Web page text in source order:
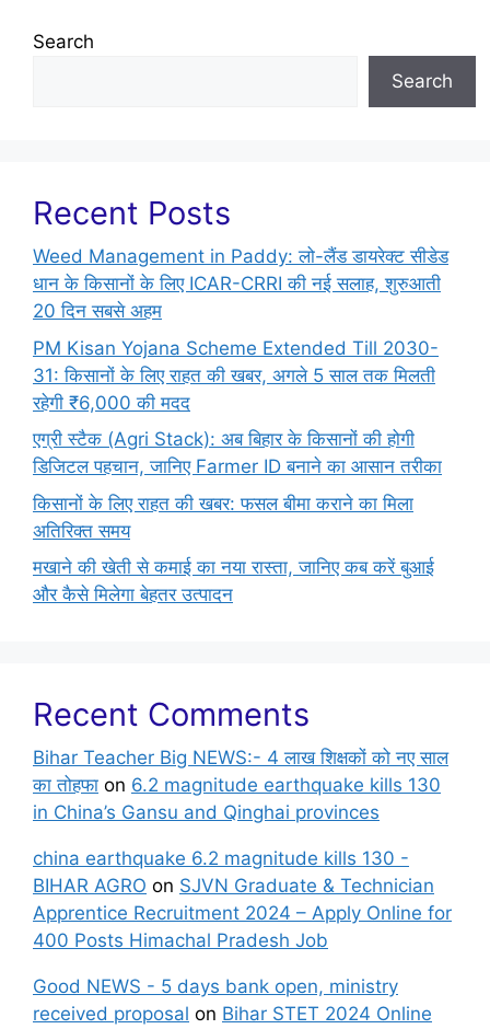
Search
Search
Recent Posts
Weed Management in Paddy: लो-लैंड डायरेक्ट सीडेड
धान के किसानों के लिए ICAR-CRRI की नई सलाह, शुरुआती
20 दिन सबसे अहम
PM Kisan Yojana Scheme Extended Till 2030-
31: किसानों के लिए राहत की खबर, अगले 5 साल तक मिलती
रहेगी ₹6,000 की मदद
एग्री स्टैक (Agri Stack): अब बिहार के किसानों की होगी
डिजिटल पहचान, जानिए Farmer ID बनाने का आसान तरीका
किसानों के लिए राहत की खबर: फसल बीमा कराने का मिला
अतिरिक्त समय
मखाने की खेती से कमाई का नया रास्ता, जानिए कब करें बुआई
और कैसे मिलेगा बेहतर उत्पादन
Recent Comments
Bihar Teacher Big NEWS:- 4 लाख शिक्षकों को नए साल
का तोहफा on 6.2 magnitude earthquake kills 130
in China’s Gansu and Qinghai provinces
china earthquake 6.2 magnitude kills 130 -
BIHAR AGRO on SJVN Graduate & Technician
Apprentice Recruitment 2024 – Apply Online for
400 Posts Himachal Pradesh Job
Good NEWS - 5 days bank open, ministry
received proposal on Bihar STET 2024 Online